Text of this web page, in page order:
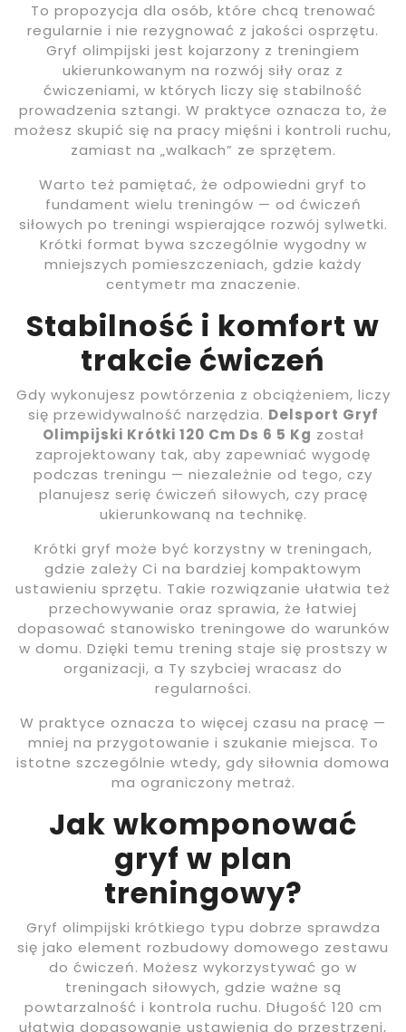
To propozycja dla osób, które chcą trenować
regularnie i nie rezygnować z jakości osprzętu.
Gryf olimpijski jest kojarzony z treningiem
ukierunkowanym na rozwój siły oraz z
ćwiczeniami, w których liczy się stabilność
prowadzenia sztangi. W praktyce oznacza to, że
możesz skupić się na pracy mięśni i kontroli ruchu,
zamiast na „walkach” ze sprzętem.
Warto też pamiętać, że odpowiedni gryf to
fundament wielu treningów — od ćwiczeń
siłowych po treningi wspierające rozwój sylwetki.
Krótki format bywa szczególnie wygodny w
mniejszych pomieszczeniach, gdzie każdy
centymetr ma znaczenie.
Stabilność i komfort w
trakcie ćwiczeń
Gdy wykonujesz powtórzenia z obciążeniem, liczy
się przewidywalność narzędzia. Delsport Gryf
Olimpijski Krótki 120 Cm Ds 6 5 Kg został
zaprojektowany tak, aby zapewniać wygodę
podczas treningu — niezależnie od tego, czy
planujesz serię ćwiczeń siłowych, czy pracę
ukierunkowaną na technikę.
Krótki gryf może być korzystny w treningach,
gdzie zależy Ci na bardziej kompaktowym
ustawieniu sprzętu. Takie rozwiązanie ułatwia też
przechowywanie oraz sprawia, że łatwiej
dopasować stanowisko treningowe do warunków
w domu. Dzięki temu trening staje się prostszy w
organizacji, a Ty szybciej wracasz do
regularności.
W praktyce oznacza to więcej czasu na pracę —
mniej na przygotowanie i szukanie miejsca. To
istotne szczególnie wtedy, gdy siłownia domowa
ma ograniczony metraż.
Jak wkomponować
gryf w plan
treningowy?
Gryf olimpijski krótkiego typu dobrze sprawdza
się jako element rozbudowy domowego zestawu
do ćwiczeń. Możesz wykorzystywać go w
treningach siłowych, gdzie ważne są
powtarzalność i kontrola ruchu. Długość 120 cm
ułatwia dopasowanie ustawienia do przestrzeni,